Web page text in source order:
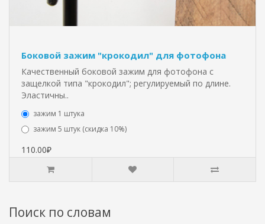
Боковой зажим "крокодил" для фотофона
Качественный боковой зажим для фотофона с
защелкой типа "крокодил"; регулируемый по длине.
Эластичны..
зажим 1 штука
зажим 5 штук (скидка 10%)
110.00₽
Поиск по словам